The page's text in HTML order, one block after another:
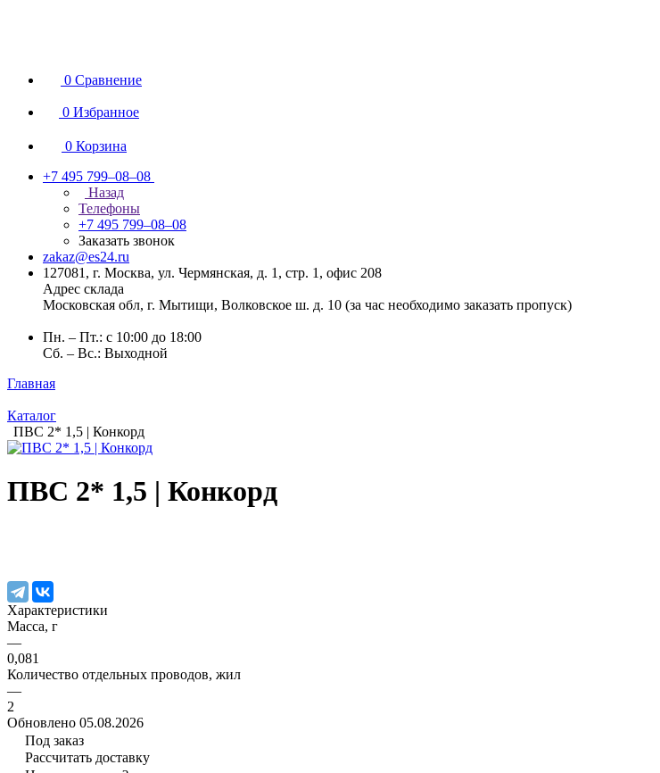
0 Сравнение
0 Избранное
0 Корзина
+7 495 799–08–08
Назад
Телефоны
+7 495 799–08–08
Заказать звонок
zakaz@es24.ru
127081, г. Москва, ул. Чермянская, д. 1, стр. 1, офис 208
Адрес склада
Московская обл, г. Мытищи, Волковское ш. д. 10 (за час необходимо заказать пропуск)
Пн. – Пт.: с 10:00 до 18:00
Сб. – Вс.: Выходной
Главная
Каталог
ПВС 2* 1,5 | Конкорд
ПВС 2* 1,5 | Конкорд
Характеристики
Масса, г
—
0,081
Количество отдельных проводов, жил
—
2
Обновлено 05.08.2026
Под заказ
Рассчитать доставку